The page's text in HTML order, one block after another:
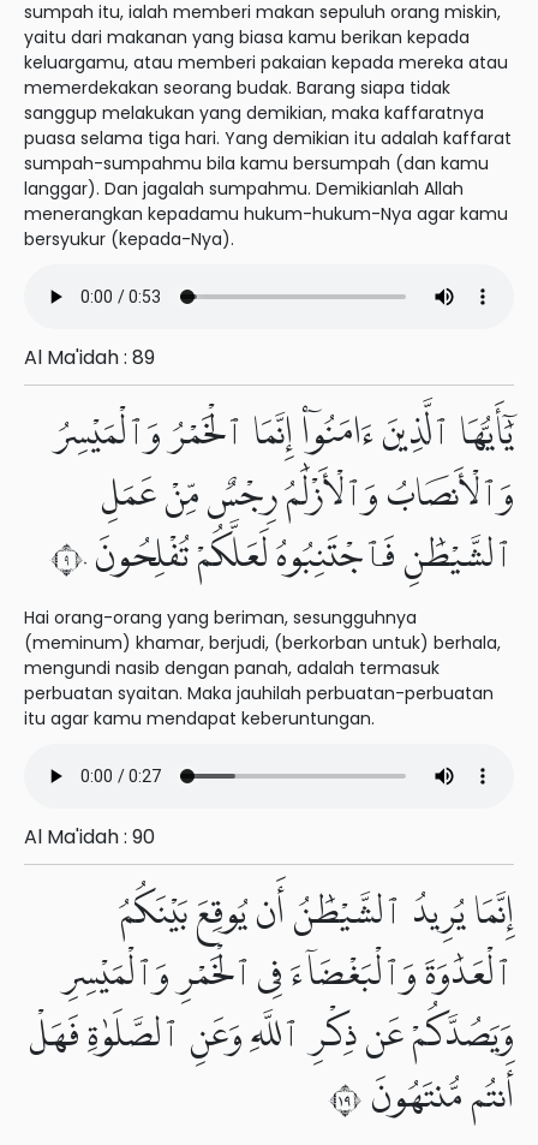
sumpah itu, ialah memberi makan sepuluh orang miskin,
yaitu dari makanan yang biasa kamu berikan kepada
keluargamu, atau memberi pakaian kepada mereka atau
memerdekakan seorang budak. Barang siapa tidak
sanggup melakukan yang demikian, maka kaffaratnya
puasa selama tiga hari. Yang demikian itu adalah kaffarat
sumpah-sumpahmu bila kamu bersumpah (dan kamu
langgar). Dan jagalah sumpahmu. Demikianlah Allah
menerangkan kepadamu hukum-hukum-Nya agar kamu
bersyukur (kepada-Nya).
Al Ma'idah : 89
يَٰٓأَيُّهَا ٱلَّذِينَ ءَامَنُوٓا۟ إِنَّمَا ٱلْخَمْرُ وَٱلْمَيْسِرُ
وَٱلْأَنصَابُ وَٱلْأَزْلَٰمُ رِجْسٌ مِّنْ عَمَلِ
ٱلشَّيْطَٰنِ فَٱجْتَنِبُوهُ لَعَلَّكُمْ تُفْلِحُونَ ٩٠
Hai orang-orang yang beriman, sesungguhnya
(meminum) khamar, berjudi, (berkorban untuk) berhala,
mengundi nasib dengan panah, adalah termasuk
perbuatan syaitan. Maka jauhilah perbuatan-perbuatan
itu agar kamu mendapat keberuntungan.
Al Ma'idah : 90
إِنَّمَا يُرِيدُ ٱلشَّيْطَٰنُ أَن يُوقِعَ بَيْنَكُمُ
ٱلْعَدَٰوَةَ وَٱلْبَغْضَآءَ فِى ٱلْخَمْرِ وَٱلْمَيْسِرِ
وَيَصُدَّكُمْ عَن ذِكْرِ ٱللَّهِ وَعَنِ ٱلصَّلَوٰةِ فَهَلْ
أَنتُم مُّنتَهُونَ ٩١